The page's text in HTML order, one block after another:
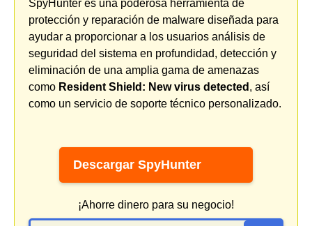
SpyHunter es una poderosa herramienta de
protección y reparación de malware diseñada para
ayudar a proporcionar a los usuarios análisis de
seguridad del sistema en profundidad, detección y
eliminación de una amplia gama de amenazas
como Resident Shield: New virus detected , así
como un servicio de soporte técnico personalizado.
Descargar SpyHunter
¡Ahorre dinero para su negocio!